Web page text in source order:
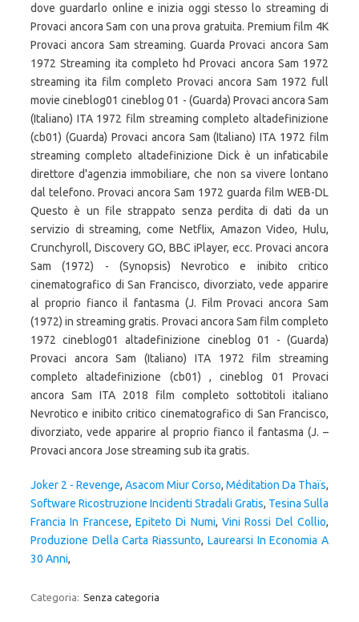
dove guardarlo online e inizia oggi stesso lo streaming di
Provaci ancora Sam con una prova gratuita. Premium film 4K
Provaci ancora Sam streaming. Guarda Provaci ancora Sam
1972 Streaming ita completo hd Provaci ancora Sam 1972
streaming ita film completo Provaci ancora Sam 1972 full
movie cineblog01 cineblog 01 - (Guarda) Provaci ancora Sam
(Italiano) ITA 1972 film streaming completo altadefinizione
(cb01) (Guarda) Provaci ancora Sam (Italiano) ITA 1972 film
streaming completo altadefinizione Dick è un infaticabile
direttore d'agenzia immobiliare, che non sa vivere lontano
dal telefono. Provaci ancora Sam 1972 guarda film WEB-DL
Questo è un file strappato senza perdita di dati da un
servizio di streaming, come Netflix, Amazon Video, Hulu,
Crunchyroll, Discovery GO, BBC iPlayer, ecc. Provaci ancora
Sam (1972) - (Synopsis) Nevrotico e inibito critico
cinematografico di San Francisco, divorziato, vede apparire
al proprio fianco il fantasma (J. Film Provaci ancora Sam
(1972) in streaming gratis. Provaci ancora Sam film completo
1972 cineblog01 altadefinizione cineblog 01 - (Guarda)
Provaci ancora Sam (Italiano) ITA 1972 film streaming
completo altadefinizione (cb01) , cineblog 01 Provaci
ancora Sam ITA 2018 film completo sottotitoli italiano
Nevrotico e inibito critico cinematografico di San Francisco,
divorziato, vede apparire al proprio fianco il fantasma (J. –
Provaci ancora Jose streaming sub ita gratis.
Joker 2 - Revenge, Asacom Miur Corso, Méditation Da Thaïs,
Software Ricostruzione Incidenti Stradali Gratis, Tesina Sulla
Francia In Francese,Epiteto Di Numi,Vini Rossi Del Collio,
Produzione Della Carta Riassunto, Laurearsi In Economia A
30 Anni,
Categoria: Senza categoria